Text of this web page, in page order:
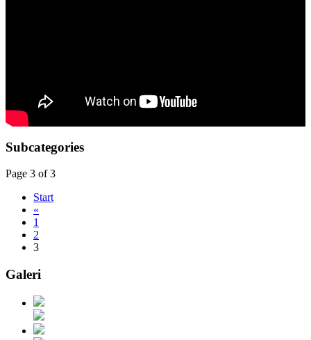
Subcategories
Page 3 of 3
Start
«
1
2
3
Galeri